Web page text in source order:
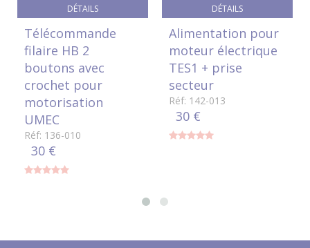
DÉTAILS
Télécommande
filaire HB 2
boutons avec
crochet pour
motorisation
UMEC
Réf: 136-010
30 €
DÉTAILS
Alimentation pour
moteur électrique
TES1 + prise
secteur
Réf: 142-013
30 €